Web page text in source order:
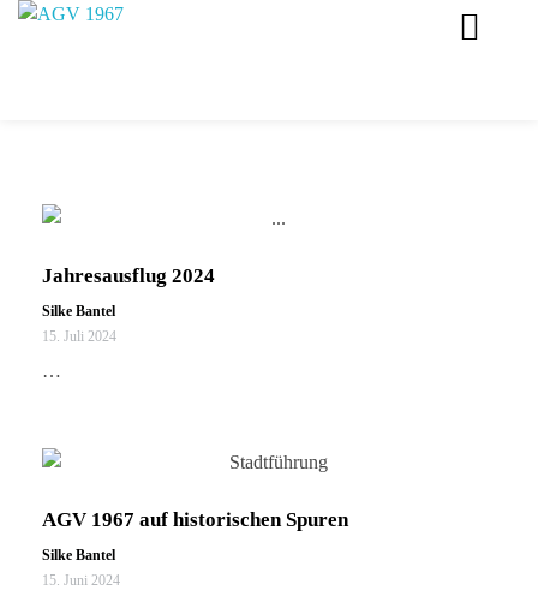
Jahresausflug 2024
15. Juli 2024
Silke Bantel
…
AGV 1967 auf historischen Spuren
15. Juni 2024
Silke Bantel